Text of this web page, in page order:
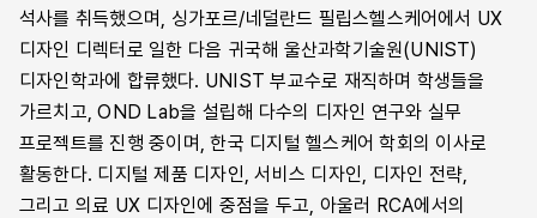
석사를 취득했으며, 싱가포르/네덜란드 필립스헬스케어에서 UX
디자인 디렉터로 일한 다음 귀국해 울산과학기술원(UNIST)
디자인학과에 합류했다. UNIST 부교수로 재직하며 학생들을
가르치고, OND Lab을 설립해 다수의 디자인 연구와 실무
프로젝트를 진행 중이며, 한국 디지털 헬스케어 학회의 이사로
활동한다. 디지털 제품 디자인, 서비스 디자인, 디자인 전략,
그리고 의료 UX 디자인에 중점을 두고, 아울러 RCA에서의